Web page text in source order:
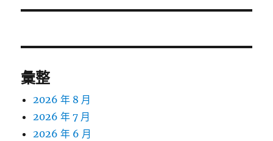
文
彙整
2026 年 8 月
2026 年 7 月
2026 年 6 月